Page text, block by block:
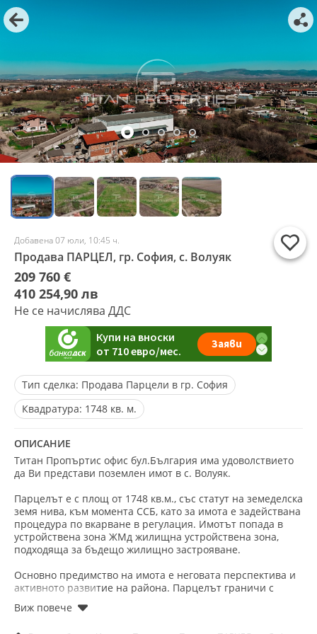
Добавена 07 юли, 10:45 ч.
Продава ПАРЦЕЛ, гр. София, с. Волуяк
209 760 €
410 254,90 лв
Не се начислява ДДС
Тип сделка: Продава Парцели в гр. София
Квадратура: 1748 кв. м.
ОПИСАНИЕ
Титан Пропъртис офис бул.България има удоволствието
да Ви представи поземлен имот в с. Волуяк.
Парцелът е с площ от 1748 кв.м., със статут на земеделска
земя нива, към момента ССБ, като за имота е задействана
процедура по вкарване в регулация. Имотът попада в
устройствена зона ЖМд жилищна устройствена зона,
подходяща за бъдещо жилищно застрояване.
Основно предимство на имота е неговата перспектива и
активното развитие на района. Парцелът граничи с
района вече се работи по архитектурни разработки и